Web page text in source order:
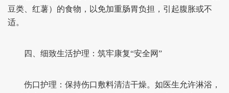
豆类、红薯）的食物，以免加重肠胃负担，引起腹胀或不
适。
四、细致生活护理：筑牢康复“安全网”
伤口护理：保持伤口敷料清洁干燥。如医生允许淋浴，